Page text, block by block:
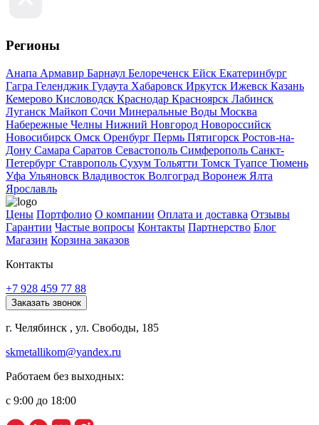
Регионы
Анапа Армавир Барнаул Белореченск Ейск Екатеринбург
Гагра Геленджик Гудаута Хабаровск Иркутск Ижевск Казань
Кемерово Кисловодск Краснодар Красноярск Лабинск
Луганск Майкоп Сочи Минеральные Воды Москва
Набережные Челны Нижний Новгород Новороссийск
Новосибирск Омск Оренбург Пермь Пятигорск Ростов-на-
Дону Самара Саратов Севастополь Симферополь Санкт-
Петербург Ставрополь Сухум Тольятти Томск Туапсе Тюмень
Уфа Ульяновск Владивосток Волгоград Воронеж Ялта
Ярославль
Цены Портфолио О компании Оплата и доставка Отзывы
Гарантии Частые вопросы Контакты Партнерство Блог
Магазин Корзина заказов
Контакты
+7 928 459 77 88
Заказать звонок
г. Челябинск , ул. Свободы, 185
skmetallikom@yandex.ru
Работаем без выходных:
с 9:00 до 18:00